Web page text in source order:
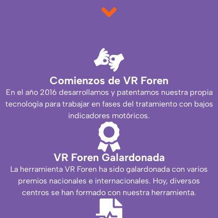
Comienzos de VR Foren
En el año 2016 desarrollamos y patentamos nuestra propia
tecnología para trabajar en fases del tratamiento con bajos
indicadores motóricos.
VR Foren Galardonada
La herramienta VR Foren ha sido galardonada con varios
premios nacionales e internacionales. Hoy, diversos
centros se han formado con nuestra herramienta.